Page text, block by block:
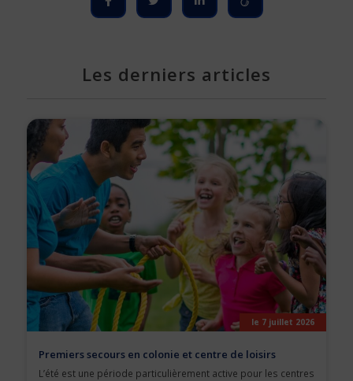
Les derniers articles
le 7 juillet 2026
Premiers secours en colonie et centre de loisirs
L’été est une période particulièrement active pour les centres